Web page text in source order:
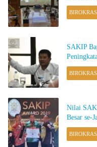
SAKIP
Nilai
Besar se-